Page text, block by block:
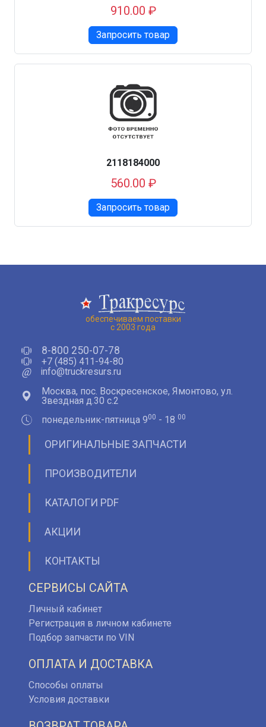
910.00 ₽
Запросить товар
2118184000
560.00 ₽
Запросить товар
обеспечиваем поставки
с 2003 года
8-800 250-07-78
+7 (485) 411-94-80
@
info@truckresurs.ru
Москва, пос. Воскресенское, Ямонтово, ул.
Звездная д.30 с.2
понедельник-пятница 900 - 18 00
ОРИГИНАЛЬНЫЕ ЗАПЧАСТИ
ПРОИЗВОДИТЕЛИ
КАТАЛОГИ PDF
АКЦИИ
КОНТАКТЫ
СЕРВИСЫ САЙТА
Личный кабинет
Регистрация в личном кабинете
Подбор запчасти по VIN
ОПЛАТА И ДОСТАВКА
Способы оплаты
Условия доставки